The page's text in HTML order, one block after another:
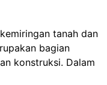
tanah dan
bagian
konstruksi. Dalam